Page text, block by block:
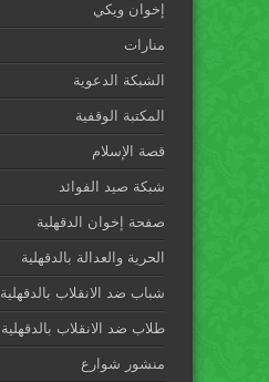
إخوان ويكي
منارات
الشبكة الدعوية
المكتبة الوقفية
قصة الإسلام
شبكة صيد الفوائد
صفحة إخوان الدقهلية
الحرية والعدالة بالدقهلية
شباب ضد الانقلاب بالدقهلية
طلاب ضد الانقلاب بالدقهلية
منشور شوارع